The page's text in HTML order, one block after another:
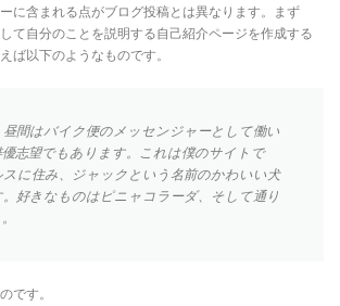
LIBRARY CASE
OUR VISION
に含まれる点がブログ投稿とは異なります。まず
て自分のことを説明する自己紹介ページを作成する
ば以下のようなものです。
間はバイク便のメッセンジャーとして働い
志望でもあります。これは僕のサイトで
に住み、ジャックという名前のかわいい犬
好きなものはピニャコラーダ、そして通り
です。